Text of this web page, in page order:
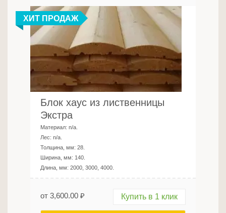
ХИТ ПРОДАЖ
Блок хаус из лиственницы
Экстра
Материал: n/a
Лес: n/a
Толщина, мм: 28
Ширина, мм: 140
Длина, мм: 2000, 3000, 4000
от 3,600.00 ₽ Купить в 1 клик